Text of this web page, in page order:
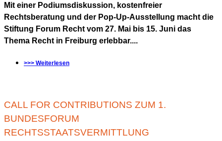
Mit einer Podiumsdiskussion, kostenfreier
Rechtsberatung und der Pop-Up-Ausstellung macht die
Stiftung Forum Recht vom 27. Mai bis 15. Juni das
Thema Recht in Freiburg erlebbar....
>>> Weiterlesen
CALL FOR CONTRIBUTIONS ZUM 1.
BUNDESFORUM
RECHTSSTAATSVERMITTLUNG